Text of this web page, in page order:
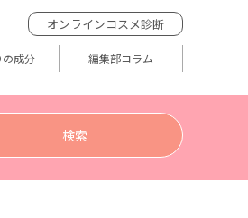
オンラインコスメ診断
の成分 編集部コラム